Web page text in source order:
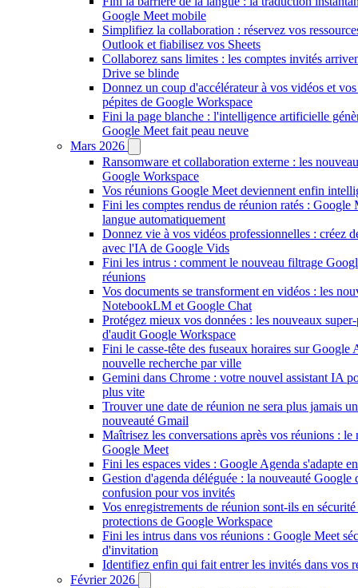
Google Meet mobile
Simplifiez la collaboration : réservez vos
Outlook et fiabilisez vos Sheets
Collaborez sans limites : les comptes invités
Drive se blinde
Donnez un coup d'accélérateur à vos vidéos et
pépites de Google Workspace
Fini la page blanche : l'intelligence artificielle
Google Meet fait peau neuve
Mars 2026
Ransomware et collaboration externe : les
Google Workspace
Vos réunions Google Meet deviennent enfin
Fini les comptes rendus de réunion ratés : Google
langue automatiquement
Donnez vie à vos vidéos professionnelles : créez
avec l'IA de Google Vids
Fini les intrus : comment le nouveau filtrage
réunions
Vos documents se transforment en vidéos : les
NotebookLM et Google Chat
Protégez mieux vos données : les nouveaux
d'audit Google Workspace
Fini le casse-tête des fuseaux horaires sur Google
nouvelle recherche par ville
Gemini dans Chrome : votre nouvel assistant IA
plus vite
Trouver une date de réunion ne sera plus jamais
nouveauté Gmail
Maîtrisez les conversations après vos réunions : le
Google Meet
Fini les espaces vides : Google Agenda s'adapte
Gestion d'agenda déléguée : la nouveauté Google
confusion pour vos invités
Vos enregistrements de réunion sont-ils en
protections de Google Workspace
Fini les intrus dans vos réunions : Google Meet
d'invitation
Identifiez enfin qui fait entrer les invités dans vos
Février 2026